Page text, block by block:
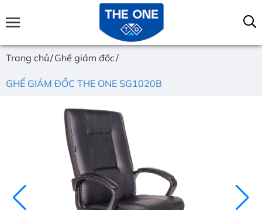
Trang chủ Ghế giám đốc
GHẾ GIÁM ĐỐC THE ONE SG1020B